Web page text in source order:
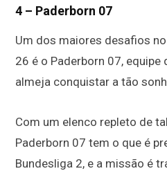
4 – Paderborn 07
Um dos maiores desafios
26 é o Paderborn 07, equipe
almeja conquistar a tão
Com um elenco repleto de
Paderborn 07 tem o que é
Bundesliga 2, e a missão é